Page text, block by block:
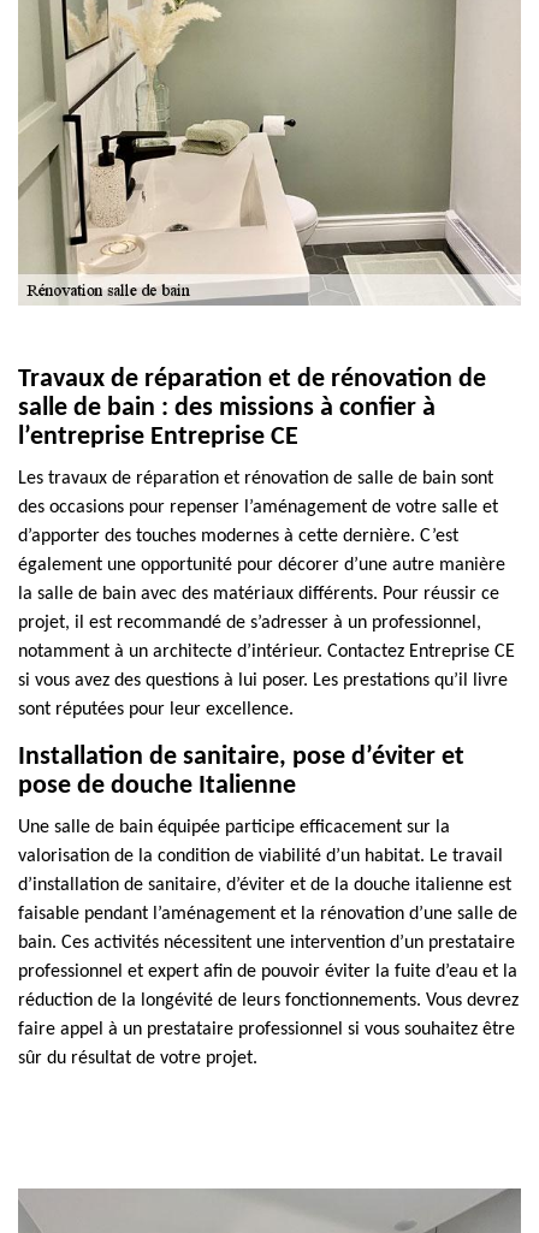
Travaux de réparation et de rénovation de
salle de bain : des missions à confier à
l’entreprise Entreprise CE
Les travaux de réparation et rénovation de salle de bain sont
des occasions pour repenser l’aménagement de votre salle et
d’apporter des touches modernes à cette dernière. C’est
également une opportunité pour décorer d’une autre manière
la salle de bain avec des matériaux différents. Pour réussir ce
projet, il est recommandé de s’adresser à un professionnel,
notamment à un architecte d’intérieur. Contactez Entreprise CE
si vous avez des questions à lui poser. Les prestations qu’il livre
sont réputées pour leur excellence.
Installation de sanitaire, pose d’éviter et
pose de douche Italienne
Une salle de bain équipée participe efficacement sur la
valorisation de la condition de viabilité d’un habitat. Le travail
d’installation de sanitaire, d’éviter et de la douche italienne est
faisable pendant l’aménagement et la rénovation d’une salle de
bain. Ces activités nécessitent une intervention d’un prestataire
professionnel et expert afin de pouvoir éviter la fuite d’eau et la
réduction de la longévité de leurs fonctionnements. Vous devrez
faire appel à un prestataire professionnel si vous souhaitez être
sûr du résultat de votre projet.